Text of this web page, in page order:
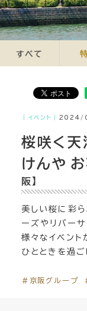
すべて
｜イベント｜ 2024/
桜咲く天
けんや お
阪】
美しい桜に彩
ーズやリバー
様々なイベント
ひとときを過ご
＃京阪グループ